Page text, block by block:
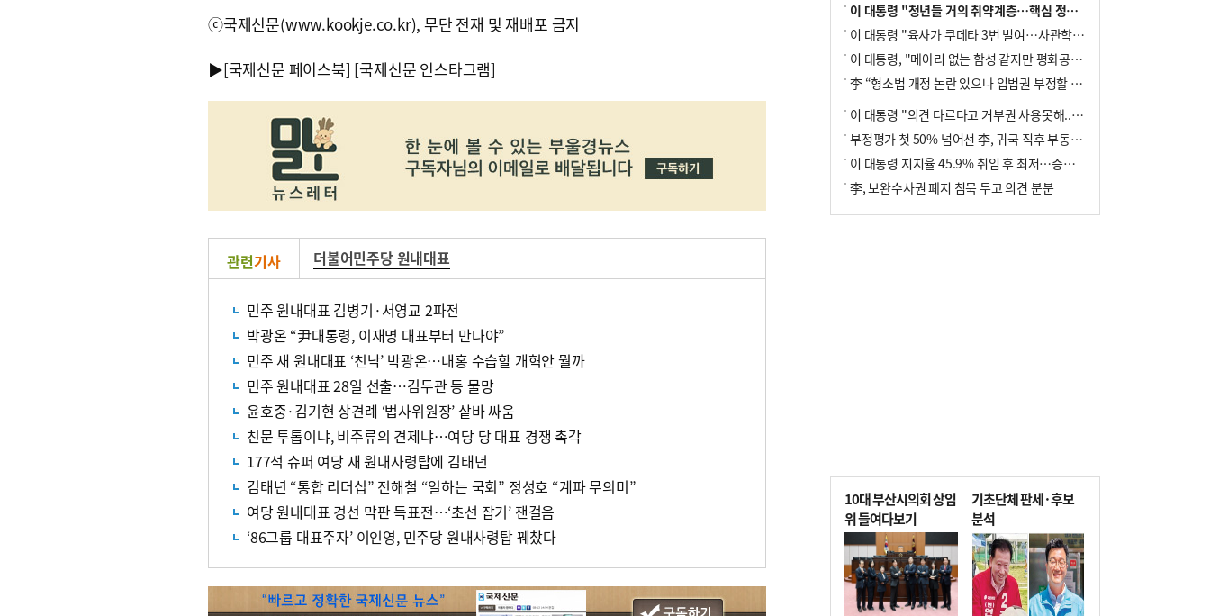
ⓒ국제신문(www.kookje.co.kr), 무단 전재 및 재배포 금지
▶[국제신문 페이스북] [국제신문 인스타그램]
관련기사 더불어민주당 원내대표
민주 원내대표 김병기·서영교 2파전
박광온 “尹대통령, 이재명 대표부터 만나야”
민주 새 원내대표 ‘친낙’ 박광온…내홍 수습할 개혁안 뭘까
민주 원내대표 28일 선출…김두관 등 물망
윤호중·김기현 상견례 ‘법사위원장’ 샅바 싸움
친문 투톱이냐, 비주류의 견제냐…여당 당 대표 경쟁 촉각
177석 슈퍼 여당 새 원내사령탑에 김태년
김태년 “통합 리더십” 전해철 “일하는 국회” 정성호 “계파 무의미”
여당 원내대표 경선 막판 득표전…‘초선 잡기’ 잰걸음
‘86그룹 대표주자’ 이인영, 민주당 원내사령탑 꿰찼다
이 대통령 "청년들 거의 취약계층…핵심 정책 재편""
이 대통령 "육사가 쿠데타 3번 벌여…사관학교 통합 신속히 추진"
이 대통령, "메아리 없는 함성 같지만 평화공존책 계속해야"
李 “형소법 개정 논란 있으나 입법권 부정할 만큼은 아냐”(종합)
이 대통령 "의견 다르다고 거부권 사용못해.. 입법권 부정할 상황이라 보기 어려워"
부정평가 첫 50% 넘어선 李, 귀국 직후 부동산·증시 점검(종합)
이 대통령 지지율 45.9% 취임 후 최저…증시 폭락·연임 개헌 논란 영향
李, 보완수사권 폐지 침묵 두고 의견 분분
10대 부산시의회 상임
위 들여다보기
기초단체 판세·후보
분석